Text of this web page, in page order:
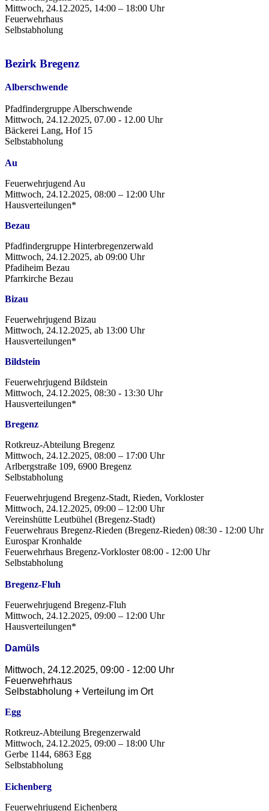
Mittwoch, 24.12.2025, 14:00 – 18:00 Uhr
Feuerwehrhaus
Selbstabholung
Bezirk Bregenz
Alberschwende
Pfadfindergruppe Alberschwende
Mittwoch, 24.12.2025, 07.00 - 12.00 Uhr
Bäckerei Lang, Hof 15
Selbstabholung
Au
Feuerwehrjugend Au
Mittwoch, 24.12.2025, 08:00 – 12:00 Uhr
Hausverteilungen*
Bezau
Pfadfindergruppe Hinterbregenzerwald
Mittwoch, 24.12.2025, ab 09:00 Uhr
Pfadiheim Bezau
Pfarrkirche Bezau
Bizau
Feuerwehrjugend Bizau
Mittwoch, 24.12.2025, ab 13:00 Uhr
Hausverteilungen*
Bildstein
Feuerwehrjugend Bildstein
Mittwoch, 24.12.2025, 08:30 - 13:30 Uhr
Hausverteilungen*
Bregenz
Rotkreuz-Abteilung Bregenz
Mittwoch, 24.12.2025, 08:00 – 17:00 Uhr
Arlbergstraße 109, 6900 Bregenz
Selbstabholung
Feuerwehrjugend Bregenz-Stadt, Rieden, Vorkloster
Mittwoch, 24.12.2025, 09:00 – 12:00 Uhr
Vereinshütte Leutbühel (Bregenz-Stadt)
Feuerwehraus Bregenz-Rieden (Bregenz-Rieden) 08:30 - 12:00 Uhr
Eurospar Kronhalde
Feuerwehrhaus Bregenz-Vorkloster 08:00 - 12:00 Uhr
Selbstabholung
Bregenz-Fluh
Feuerwehrjugend Bregenz-Fluh
Mittwoch, 24.12.2025, 09:00 – 12:00 Uhr
Hausverteilungen*
Damüls
Mittwoch, 24.12.2025, 09:00 - 12:00 Uhr
Feuerwehrhaus
Selbstabholung + Verteilung im Ort
Egg
Rotkreuz-Abteilung Bregenzerwald
Mittwoch, 24.12.2025, 09:00 – 18:00 Uhr
Gerbe 1144, 6863 Egg
Selbstabholung
Eichenberg
Feuerwehrjugend Eichenberg